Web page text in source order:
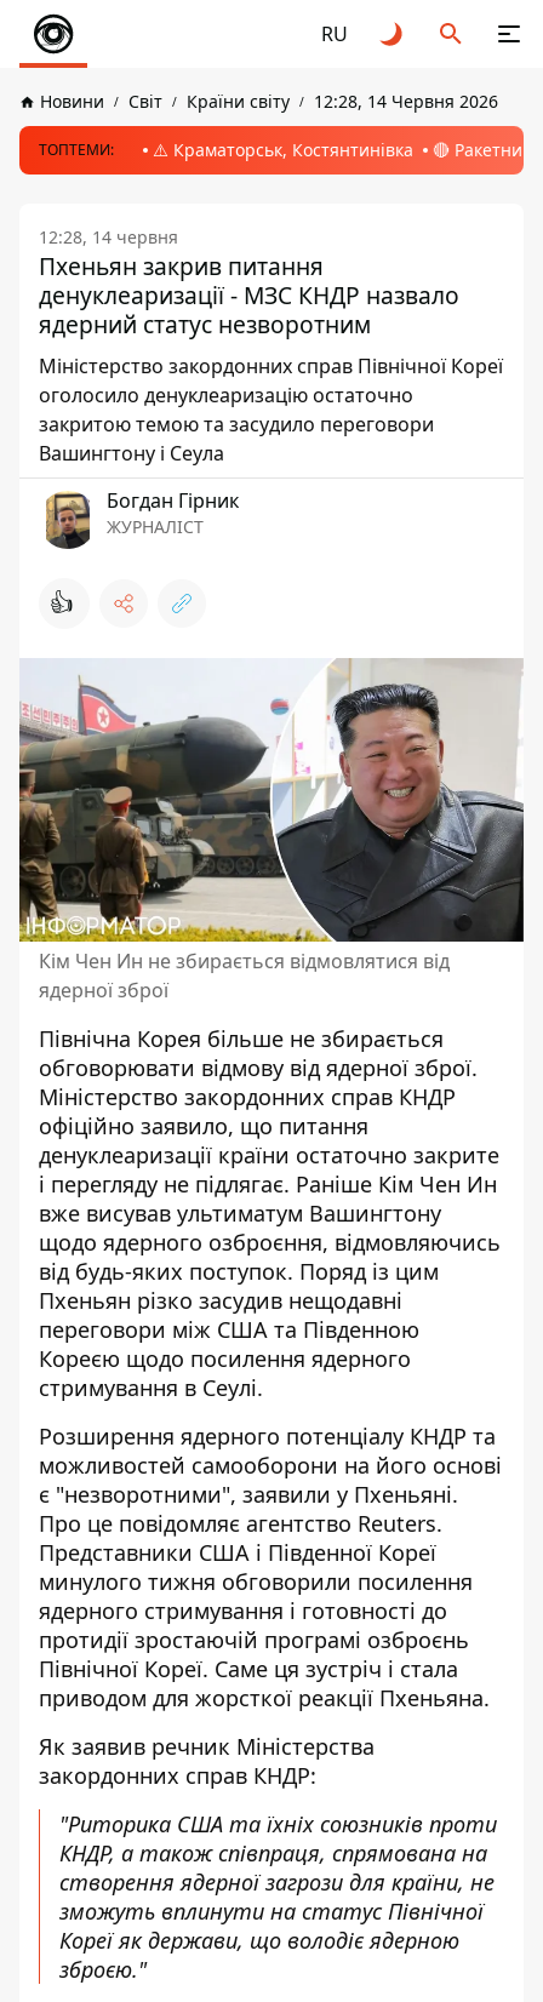
RU
Новини Світ Країни світу 12:28, 14 Червня 2026
ТОПТЕМИ: ⚠️ Краматорськ, Костянтинівка 🔴 Ракетний
12:28, 14 червня
Пхеньян закрив питання
денуклеаризації - МЗС КНДР назвало
ядерний статус незворотним
Міністерство закордонних справ Північної Кореї
оголосило денуклеаризацію остаточно
закритою темою та засудило переговори
Вашингтону і Сеула
Богдан Гірник
ЖУРНАЛІСТ
👍
Кім Чен Ин не збирається відмовлятися від
ядерної зброї
Північна Корея більше не збирається
обговорювати відмову від ядерної зброї.
Міністерство закордонних справ КНДР
офіційно заявило, що питання
денуклеаризації країни остаточно закрите
і перегляду не підлягає. Раніше Кім Чен Ин
вже висував ультиматум Вашингтону
щодо ядерного озброєння, відмовляючись
від будь-яких поступок. Поряд із цим
Пхеньян різко засудив нещодавні
переговори між США та Південною
Кореєю щодо посилення ядерного
стримування в Сеулі.
Розширення ядерного потенціалу КНДР та
можливостей самооборони на його основі
є "незворотними", заявили у Пхеньяні.
Про це повідомляє агентство Reuters.
Представники США і Південної Кореї
минулого тижня обговорили посилення
ядерного стримування і готовності до
протидії зростаючій програмі озброєнь
Північної Кореї. Саме ця зустріч і стала
приводом для жорсткої реакції Пхеньяна.
Як заявив речник Міністерства
закордонних справ КНДР:
"Риторика США та їхніх союзників проти
КНДР, а також співпраця, спрямована на
створення ядерної загрози для країни, не
зможуть вплинути на статус Північної
Кореї як держави, що володіє ядерною
зброєю."